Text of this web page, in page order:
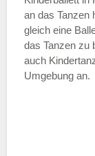
an das Tanzen
gleich eine
das Tanzen zu
auch
Umgebung an.